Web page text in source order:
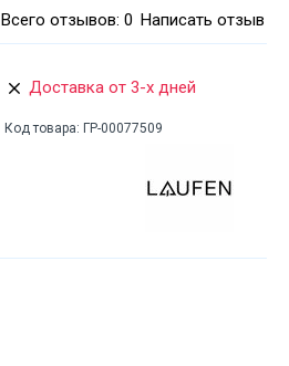
Всего отзывов: 0 Написать отзыв
Доставка от 3-х дней
Код товара: ГР-00077509